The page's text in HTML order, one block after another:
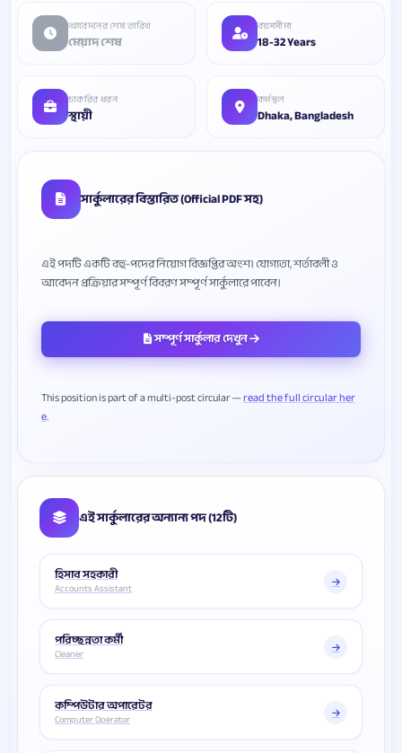
আবেদনের শেষ তারিখ
মেয়াদ শেষ
বয়সসীমা
18-32 Years
চাকরির ধরন
স্থায়ী
কর্মস্থল
Dhaka, Bangladesh
সার্কুলারের বিস্তারিত (Official PDF সহ)
এই পদটি একটি বহু-পদের নিয়োগ বিজ্ঞপ্তির অংশ। যোগ্যতা, শর্তাবলী ও
সম্পূর্ণ সার্কুলার দেখুন
This position is part of a multi-post circular —read the full circular her
e
এই সার্কুলারের অন্যান্য পদ (12টি)
হিসাব সহকারী
Accounts Assistant
পরিচ্ছন্নতা কর্মী
Cleaner
কম্পিউটার অপারেটর
Computer Operator